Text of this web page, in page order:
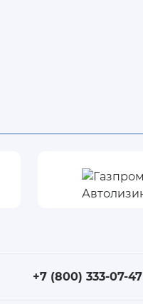
+7 (800) 333-07-47